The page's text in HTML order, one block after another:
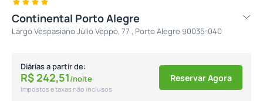
Continental Porto Alegre
Largo Vespasiano Júlio Veppo, 77 , Porto Alegre 90035-040
Diárias a partir de:
R$ 242,51/noite
Impostos e taxas não inclusos
Reservar Agora